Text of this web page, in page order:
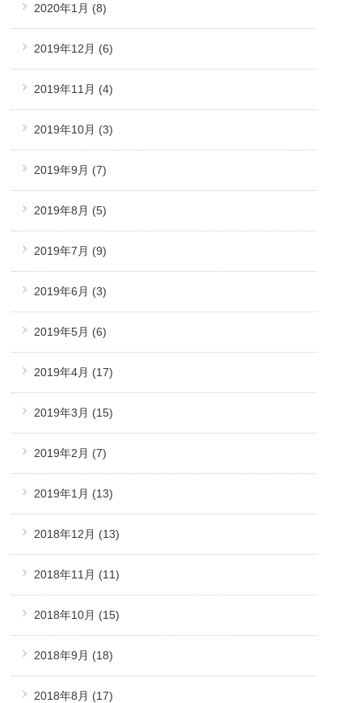
2020年1月 (8)
2019年12月 (6)
2019年11月 (4)
2019年10月 (3)
2019年9月 (7)
2019年8月 (5)
2019年7月 (9)
2019年6月 (3)
2019年5月 (6)
2019年4月 (17)
2019年3月 (15)
2019年2月 (7)
2019年1月 (13)
2018年12月 (13)
2018年11月 (11)
2018年10月 (15)
2018年9月 (18)
2018年8月 (17)